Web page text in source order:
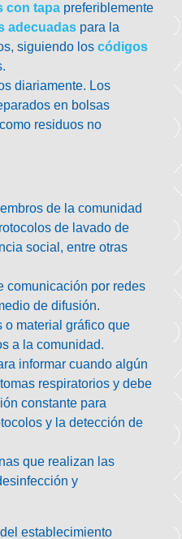
con tapa preferiblemente
adecuadas para la
siguiendo loscódigos
diariamente. Los
en bolsas
residuos no
de la comunidad
de lavado de
social, entre otras
comunicación por redes
de difusión.
o material gráfico que
a la comunidad.
informar cuando algún
respiratorios y debe
constante para
y la detección de
que realizan las
y
establecimiento